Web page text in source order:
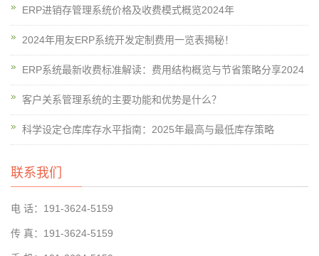
ERP进销存管理系统价格及收费模式概览2024年
2024年用友ERP系统开发定制费用一览表揭秘！
ERP系统最新收费标准解读：费用结构概览与节省策略分享2024
客户关系管理系统的主要功能和优势是什么？
科学设定仓库库存水平指南：2025年最高与最低库存策略
联系我们
电 话：191-3624-5159
传 真：191-3624-5159